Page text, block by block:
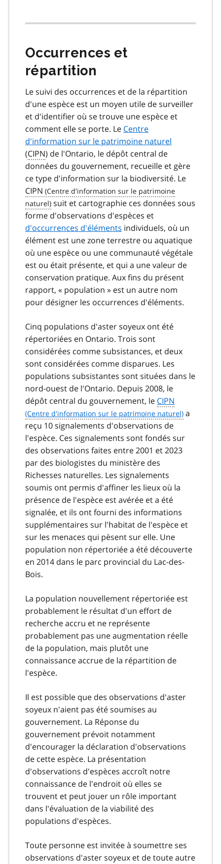
Occurrences et
répartition
Le suivi des occurrences et de la répartition
d'une espèce est un moyen utile de surveiller
et d'identifier où se trouve une espèce et
comment elle se porte. Le Centre
d'information sur le patrimoine naturel
(CIPN) de l'Ontario, le dépôt central de
données du gouvernement, recueille et gère
ce type d'information sur la biodiversité. Le
CIPN
suit et cartographie ces données sous
forme d'observations d'espèces et
d'occurrences d'éléments individuels, où un
élément est une zone terrestre ou aquatique
où une espèce ou une communauté végétale
est ou était présente, et qui a une valeur de
conservation pratique. Aux fins du présent
rapport, « population » est un autre nom
pour désigner les occurrences d'éléments.
Cinq populations d'aster soyeux ont été
répertoriées en Ontario. Trois sont
considérées comme subsistances, et deux
sont considérées comme disparues. Les
populations subsistantes sont situées dans le
nord-ouest de l'Ontario. Depuis 2008, le
dépôt central du gouvernement, le CIPN
a
reçu 10 signalements d'observations de
l'espèce. Ces signalements sont fondés sur
des observations faites entre 2001 et 2023
par des biologistes du ministère des
Richesses naturelles. Les signalements
soumis ont permis d'affiner les lieux où la
présence de l'espèce est avérée et a été
signalée, et ils ont fourni des informations
supplémentaires sur l'habitat de l'espèce et
sur les menaces qui pèsent sur elle. Une
population non répertoriée a été découverte
en 2014 dans le parc provincial du Lac-des-
Bois.
La population nouvellement répertoriée est
probablement le résultat d'un effort de
recherche accru et ne représente
probablement pas une augmentation réelle
de la population, mais plutôt une
connaissance accrue de la répartition de
l'espèce.
Il est possible que des observations d'aster
soyeux n'aient pas été soumises au
gouvernement. La Réponse du
gouvernement prévoit notamment
d'encourager la déclaration d'observations
de cette espèce. La présentation
d'observations d'espèces accroît notre
connaissance de l'endroit où elles se
trouvent et peut jouer un rôle important
dans l'évaluation de la viabilité des
populations d'espèces.
Toute personne est invitée à soumettre ses
observations d'aster soyeux et de toute autre